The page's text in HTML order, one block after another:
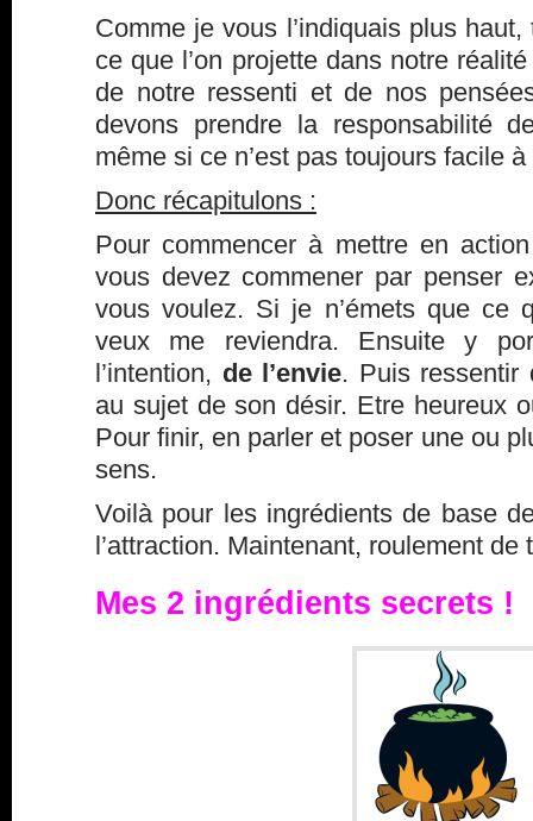
Comme je vous l’indiquais plus
ce que l’on projette dans notre
de notre ressenti et de nos
devons prendre la responsabilité
même si ce n’est pas toujours facile
Donc récapitulons :
Pour commencer à mettre en
vous devez commener par penser
vous voulez. Si je n’émets que ce
veux me reviendra. Ensuite y
l’intention, de l’envie. Puis ressentir
au sujet de son désir. Etre heureux
Pour finir, en parler et poser une ou
sens.
Voilà pour les ingrédients de base
l’attraction. Maintenant, roulement
Mes 2 ingrédients secrets !